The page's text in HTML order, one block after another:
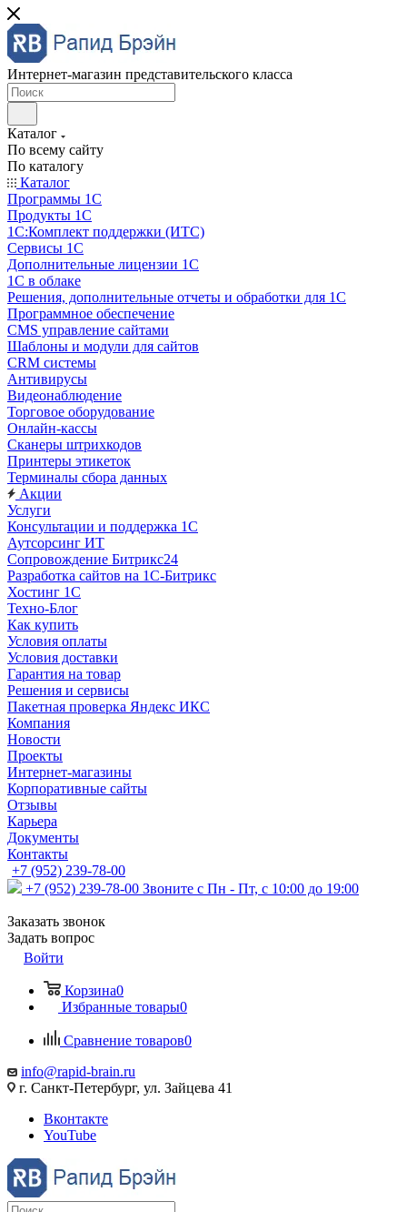
Интернет-магазин представительского класса
Каталог
По всему сайту
По каталогу
Каталог
Программы 1С
Продукты 1С
1С:Комплект поддержки (ИТС)
Сервисы 1С
Дополнительные лицензии 1С
1С в облаке
Решения, дополнительные отчеты и обработки для 1С
Программное обеспечение
CMS управление сайтами
Шаблоны и модули для сайтов
CRM системы
Антивирусы
Видеонаблюдение
Торговое оборудование
Онлайн-кассы
Сканеры штрихкодов
Принтеры этикеток
Терминалы сбора данных
Акции
Услуги
Консультации и поддержка 1C
Аутсорсинг ИТ
Сопровождение Битрикс24
Разработка сайтов на 1С‑Битрикс
Хостинг 1С
Техно-Блог
Как купить
Условия оплаты
Условия доставки
Гарантия на товар
Решения и сервисы
Пакетная проверка Яндекс ИКС
Компания
Новости
Проекты
Интернет-магазины
Корпоративные сайты
Отзывы
Карьера
Документы
Контакты
+7 (952) 239-78-00
+7 (952) 239-78-00 Звоните с Пн - Пт, с 10:00 до 19:00
Заказать звонок
Задать вопрос
Войти
Корзина0
Избранные товары0
Сравнение товаров0
info@rapid-brain.ru
г. Санкт-Петербург, ул. Зайцева 41
Вконтакте
YouTube